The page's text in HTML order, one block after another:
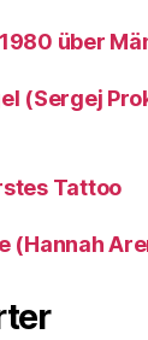
über
(Sergej
Tattoo
(Hannah